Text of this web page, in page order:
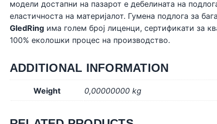
модели достапни на пазарот е дебелината на
еластичноста на материјалот. Гумена подлога за
GledRing има голем број лиценци, сертификати за
100% еколошки процес на производство.
ADDITIONAL INFORMATION
Weight 0,00000000 kg